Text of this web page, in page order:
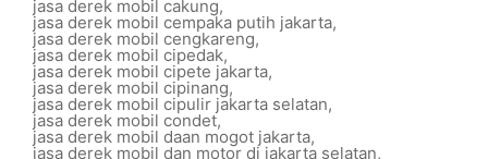
jasa derek mobil cakung,
jasa derek mobil cempaka putih jakarta,
jasa derek mobil cengkareng,
jasa derek mobil cipedak,
jasa derek mobil cipete jakarta,
jasa derek mobil cipinang,
jasa derek mobil cipulir jakarta selatan,
jasa derek mobil condet,
jasa derek mobil daan mogot jakarta,
jasa derek mobil dan motor di jakarta selatan,